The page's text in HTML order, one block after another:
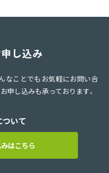
申し込み
なことでもお気軽にお問い合
申し込みも承っております。
ついて
はこちら